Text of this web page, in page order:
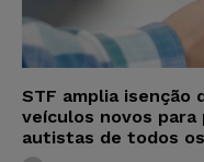
STF amplia isenção
veículos novos para
autistas de todos